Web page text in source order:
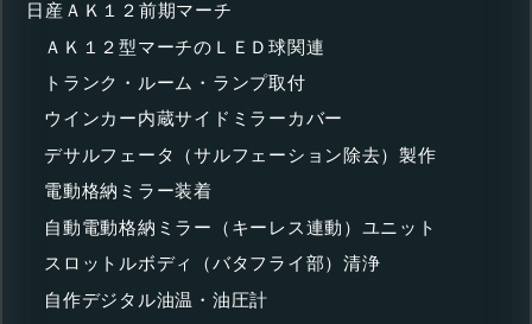
日産ＡＫ１２前期マーチ
ＡＫ１２型マーチのＬＥＤ球関連
トランク・ルーム・ランプ取付
ウインカー内蔵サイドミラーカバー
デサルフェータ（サルフェーション除去）製作
電動格納ミラー装着
自動電動格納ミラー（キーレス連動）ユニット
スロットルボディ（バタフライ部）清浄
自作デジタル油温・油圧計